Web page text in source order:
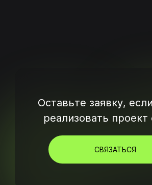
Оставьте заявку,
реализовать
СВЯЗАТЬСЯ